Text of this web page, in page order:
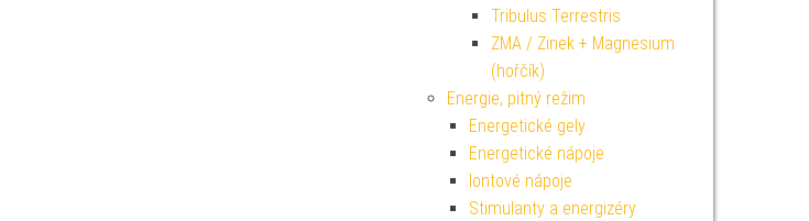
Tribulus Terrestris
ZMA / Zinek + Magnesium
(hořčík)
Energie, pitný režim
Energetické gely
Energetické nápoje
Iontové nápoje
Stimulanty a energizéry